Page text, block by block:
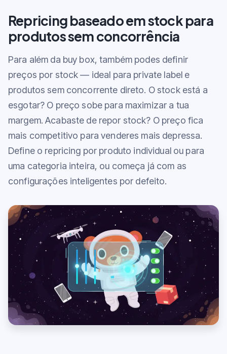
Repricing baseado em stock para
produtos sem concorrência
Para além da buy box, também podes definir
preços por stock — ideal para private label e
produtos sem concorrente direto. O stock está a
esgotar? O preço sobe para maximizar a tua
margem. Acabaste de repor stock? O preço fica
mais competitivo para venderes mais depressa.
Define o repricing por produto individual ou para
uma categoria inteira, ou começa já com as
configurações inteligentes por defeito.